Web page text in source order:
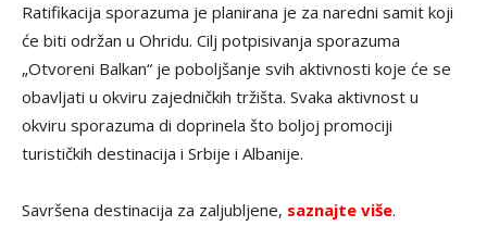
Ratifikacija sporazuma je planirana je za naredni samit koji
će biti održan u Ohridu. Cilj potpisivanja sporazuma
„Otvoreni Balkan“ je poboljšanje svih aktivnosti koje će se
obavljati u okviru zajedničkih tržišta. Svaka aktivnost u
okviru sporazuma di doprinela što boljoj promociji
turističkih destinacija i Srbije i Albanije.
Savršena destinacija za zaljubljene, saznajte više.